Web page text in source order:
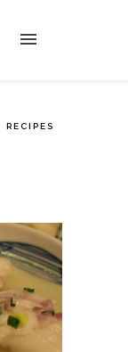
RECIPES